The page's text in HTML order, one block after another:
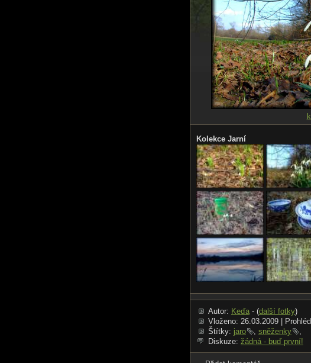
Kolekce Jarní
Autor: Keďa - (další fotky)
Vloženo: 26.03.2009 |
Štítky: jaro , sněženky
,
Diskuze: žádná - buď první!